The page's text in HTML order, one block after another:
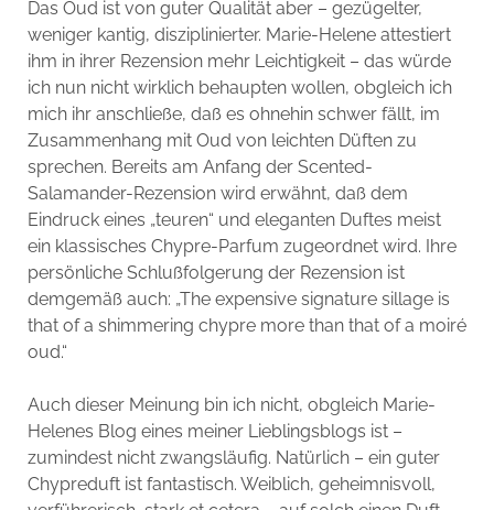
Das Oud ist von guter Qualität aber – gezügelter,
weniger kantig, disziplinierter. Marie-Helene attestiert
ihm in ihrer Rezension mehr Leichtigkeit – das würde
ich nun nicht wirklich behaupten wollen, obgleich ich
mich ihr anschließe, daß es ohnehin schwer fällt, im
Zusammenhang mit Oud von leichten Düften zu
sprechen. Bereits am Anfang der Scented-
Salamander-Rezension wird erwähnt, daß dem
Eindruck eines „teuren“ und eleganten Duftes meist
ein klassisches Chypre-Parfum zugeordnet wird. Ihre
persönliche Schlußfolgerung der Rezension ist
demgemäß auch: „The expensive signature sillage is
that of a shimmering chypre more than that of a moiré
oud.“
Auch dieser Meinung bin ich nicht, obgleich Marie-
Helenes Blog eines meiner Lieblingsblogs ist –
zumindest nicht zwangsläufig. Natürlich – ein guter
Chypreduft ist fantastisch. Weiblich, geheimnisvoll,